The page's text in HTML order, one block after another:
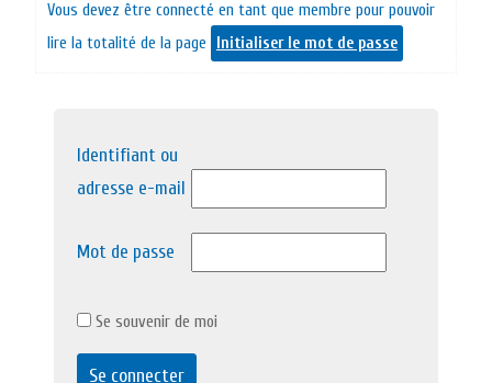
Vous devez être connecté en tant que membre pour pouvoir
lire la totalité de la page
Initialiser le mot de passe
Identifiant ou
adresse e-mail
Mot de passe
Se souvenir de moi